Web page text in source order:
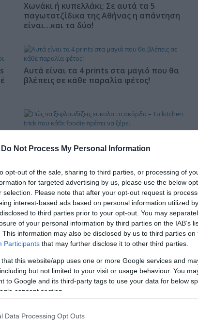
Do Not Process My Personal Information
opt-out of the sale, sharing to third parties, or processing of
for targeted advertising by us, please use the below
selection. Please note that after your opt-out request is
interest-based ads based on personal information utilized
to third parties prior to your opt-out. You may
of your personal information by third parties on the IAB’s
This information may also be disclosed by us to third parties on
Participants that may further disclose it to other third parties.
that this website/app uses one or more Google services and
but not limited to your visit or usage behaviour. You
to Google and its third-party tags to use your data for below
consent section.
Data Processing Opt Outs
Χωνάκι ή κυπελλάκι; Σε αυτά τα 5
παγωτατζίδικα της Αθήνας η απάντηση
είναι…και τα δύο!
Αυτά είναι τα 4 prints στα μαγιό που θα
βλέπεις σε κάθε παραλία φέτος!
Το kitchen trick που κάθε foodie πρέπει
να ξέρει
Τηλεοπτικά «Μαγειρέματα», Ψηφιακοί
Πόλεμοι και ένα… Τσουνάμι Αλλαγών: Η
Εβδομάδα που Ανακάτεψε την Τράπουλα
των Ελληνικών Media
ΤΣΟΥΝΑΜΙ ψηφιακής οργής…
συμπαρασύρει την κυβέρνηση